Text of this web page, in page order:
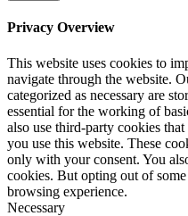
Privacy Overview
This website uses cookies to
navigate through the website.
categorized as necessary are
essential for the working of
also use third-party cookies
you use this website. These
only with your consent. You
cookies. But opting out of
browsing experience.
Necessary